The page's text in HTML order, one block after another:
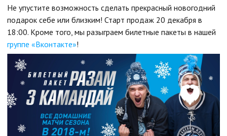
Не упустите возможность сделать прекрасный новогодний
подарок себе или близким! Старт продаж 20 декабря в
18:00. Кроме того, мы разыграем билетные пакеты в нашей
группе «Вконтакте»!